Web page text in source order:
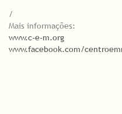
/
Mais informações:
www.c-e-m.org
www.facebook.com/